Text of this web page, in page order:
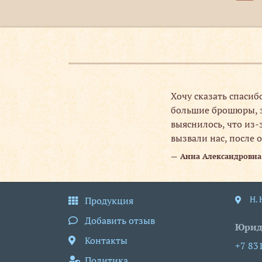
все
Хочу сказать
большие брошюры,
выяснилось, что
вызвали нас, после
Анна Александровна
Продукция
Добавить отзыв
Контакты
Н.
+7